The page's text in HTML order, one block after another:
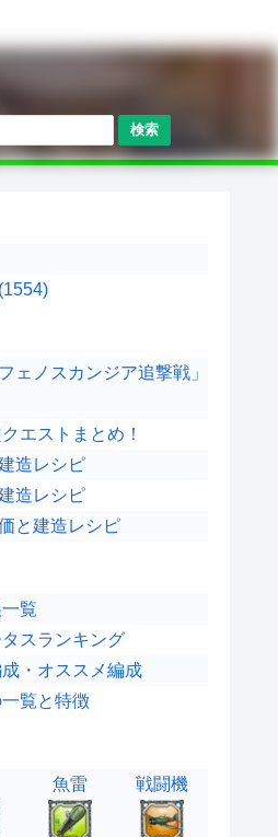
検索
ェノスカンジア追撃戦」
エストまとめ！
造レシピ
造レシピ
と建造レシピ
覧
スランキング
・オススメ編成
覧と特徴
魚雷 戦闘機